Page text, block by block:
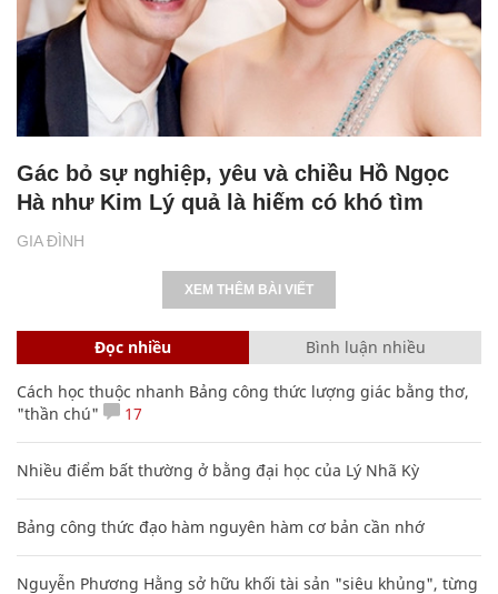
GIA ĐÌNH
Gác bỏ sự nghiệp, yêu và chiều Hồ Ngọc
Hà như Kim Lý quả là hiếm có khó tìm
XEM THÊM BÀI VIẾT
Đọc nhiều Bình luận nhiều
Cách học thuộc nhanh Bảng công thức lượng giác bằng thơ,
"thần chú"
17
Nhiều điểm bất thường ở bằng đại học của Lý Nhã Kỳ
Bảng công thức đạo hàm nguyên hàm cơ bản cần nhớ
Nguyễn Phương Hằng sở hữu khối tài sản "siêu khủng", từng